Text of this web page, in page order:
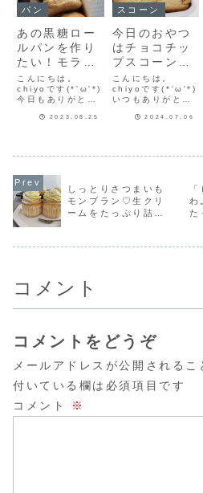
パン
あの黒糖ロー
ルパンを作り
たい！モラセ
スを使ってふ
わっふわでと
っても美味し
い黒糖パン作
こんにちは。
chiyoです(*'ω'*)
今日もありがとう
黒糖ロールパンが
apirara。さんレ
シピです♡黒糖ロ
ールパンのレシピ
はモラセスを使...
2023.08.25
スコーン
今日のおやつ
はチョコチッ
プスコーン♡
カリッとふん
わり♡レシピ
もあります♡
こんにちは。
chiyoです(*'ω'*)
いつもありがとう
おやつにチョコチ
り…混ぜ込むもの
を変えてスコーン
作り楽しんでます
2024.07.06
しっとりさつまいも
モンブラン♡生クリ
ームをたっぷり詰め
ン作りました！
わ
た
よ
コメント
コメントをどうぞ
メールアドレスが公開されるこ
付いている欄は必須項目です
コメント
※